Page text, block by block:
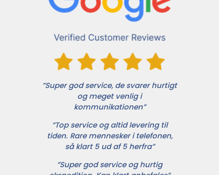
”Super god service, de svarer hurtigt
og meget venlig i
kommunikationen”
”Top service og altid levering til
tiden. Rare mennesker i telefonen,
så klart 5 ud af 5 herfra”
”Super god service og hurtig